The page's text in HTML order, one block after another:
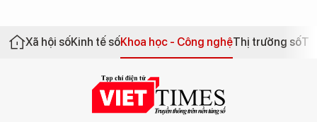
Xã hội sốKinh tế sốKhoa học - Công nghệThị trường số